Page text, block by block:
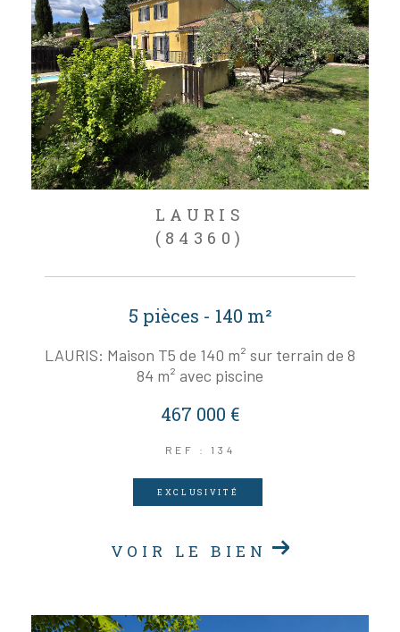
LAURIS
(84360)
5 pièces - 140 m²
LAURIS: Maison T5 de 140 m² sur terrain de 8
84 m² avec piscine
467 000 €
REF : 134
EXCLUSIVITÉ
VOIR LE BIEN